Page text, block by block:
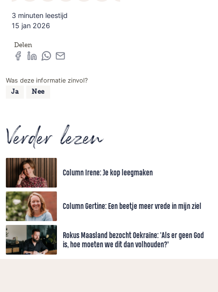
3 minuten leestijd
15 jan 2026
Delen
Was deze informatie zinvol?
Ja Nee
Verder lezen
Column Irene: Je kop leegmaken
Column Gertine: Een beetje meer vrede in mijn ziel
Rokus Maasland bezocht Oekraïne: 'Als er geen God
is, hoe moeten we dit dan volhouden?’